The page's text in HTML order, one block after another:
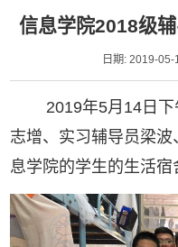
信息学院2018级
日期: 2019-05-
2019年5月14日下
志增、实习辅导员梁
息学院的学生的生活宿